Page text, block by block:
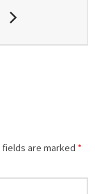
are marked *